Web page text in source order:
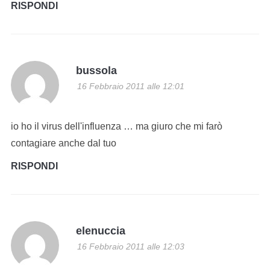
RISPONDI
bussola
16 Febbraio 2011 alle 12:01
io ho il virus dell'influenza … ma giuro che mi farò
contagiare anche dal tuo
RISPONDI
elenuccia
16 Febbraio 2011 alle 12:03